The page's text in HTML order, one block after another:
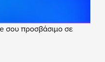
σου προσβάσιμο σε